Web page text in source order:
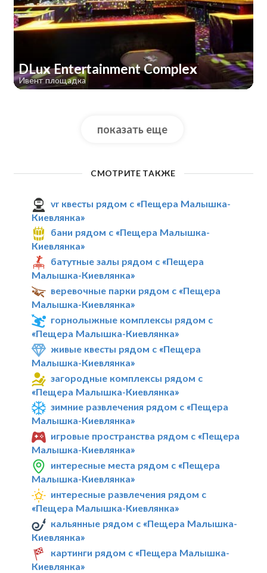
DLux Entertainment Complex
Ивент площадка
показать еще
СМОТРИТЕ ТАКЖЕ
vr квесты рядом с «Пещера Малышка-
Киевлянка»
бани рядом с «Пещера Малышка-
Киевлянка»
батутные залы рядом с «Пещера
Малышка-Киевлянка»
веревочные парки рядом с «Пещера
Малышка-Киевлянка»
горнолыжные комплексы рядом с
«Пещера Малышка-Киевлянка»
живые квесты рядом с «Пещера
Малышка-Киевлянка»
загородные комплексы рядом с
«Пещера Малышка-Киевлянка»
зимние развлечения рядом с «Пещера
Малышка-Киевлянка»
игровые пространства рядом с «Пещера
Малышка-Киевлянка»
интересные места рядом с «Пещера
Малышка-Киевлянка»
интересные развлечения рядом с
«Пещера Малышка-Киевлянка»
кальянные рядом с «Пещера Малышка-
Киевлянка»
картинги рядом с «Пещера Малышка-
Киевлянка»